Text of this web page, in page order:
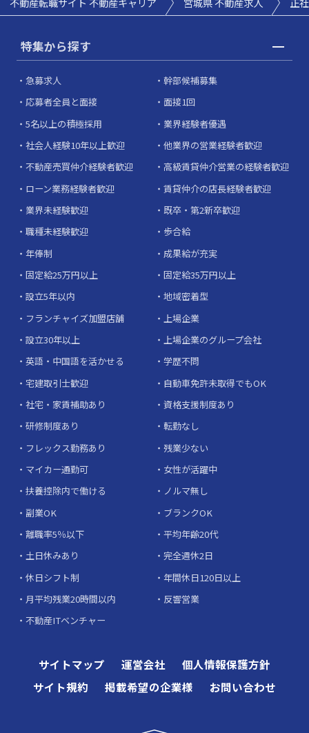
特集から探す
急募求人
幹部候補募集
応募者全員と面接
面接1回
5名以上の積極採用
業界経験者優遇
社会人経験10年以上歓迎
他業界の営業経験者歓迎
不動産売買仲介経験者歓迎
高級賃貸仲介営業の経験者歓迎
ローン業務経験者歓迎
賃貸仲介の店長経験者歓迎
業界未経験歓迎
既卒・第2新卒歓迎
職種未経験歓迎
歩合給
年俸制
成果給が充実
固定給25万円以上
固定給35万円以上
設立5年以内
地域密着型
フランチャイズ加盟店舗
上場企業
設立30年以上
上場企業のグループ会社
英語・中国語を活かせる
学歴不問
宅建取引士歓迎
自動車免許未取得でもOK
社宅・家賃補助あり
資格支援制度あり
研修制度あり
転勤なし
フレックス勤務あり
残業少ない
マイカー通勤可
女性が活躍中
扶養控除内で働ける
ノルマ無し
副業OK
ブランクOK
離職率5％以下
平均年齢20代
土日休みあり
完全週休2日
休日シフト制
年間休日120日以上
月平均残業20時間以内
反響営業
不動産ITベンチャー
サイトマップ 運営会社
個人情報保護方針
サイト規約
掲載希望の企業様 お問い合わせ